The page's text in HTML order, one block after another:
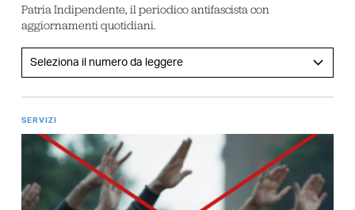
Patria Indipendente, il periodico antifascista con
aggiornamenti quotidiani.
SERVIZI